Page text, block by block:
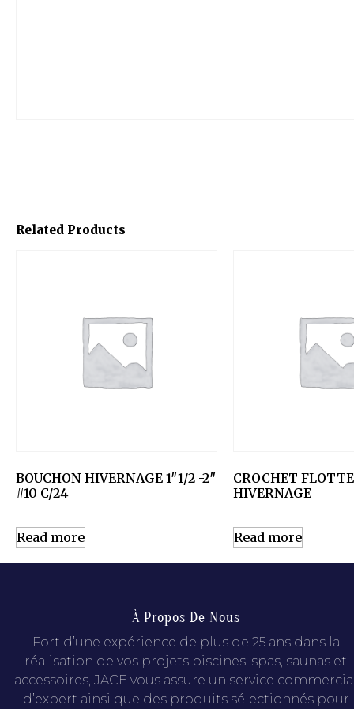
Related Products
BOUCHON HIVERNAGE 1″1/2 -2″
#10 C/24
Read more
CROCHET
HIVERNAGE
Read more
À Propos De Nous
Fort d’une expérience de plus de 25 ans dans la
réalisation de vos projets piscines, spas, saunas et
accessoires, JACE vous assure un service
d’expert ainsi que des produits sélectionnés pour